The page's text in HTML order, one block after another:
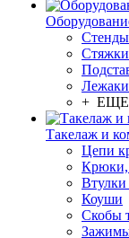
Стенды
+ ЕЩЕ
Такелаж и
Цепи
Крюки,
Коуши
Скобы